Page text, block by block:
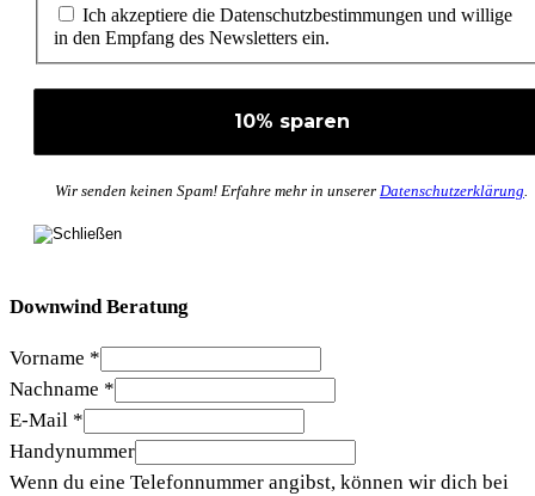
Ich akzeptiere die Datenschutzbestimmungen und willige
in den Empfang des Newsletters ein.
Wir senden keinen Spam! Erfahre mehr in unserer Datenschutzerklärung
Downwind Beratung
Vorname *
Nachname *
E-Mail *
Handynummer
Wenn du eine Telefonnummer angibst, können wir dich bei